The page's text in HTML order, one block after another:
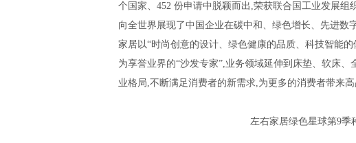
个国家、452 份申请中脱颖而出,荣获联合国工业发展
向全世界展现了中国企业在碳中和、绿色增长、先进数
家居以“时尚创意的设计、绿色健康的品质、科技智能
为享誉业界的“沙发专家”,业务领域延伸到床垫、软床
业格局,不断满足消费者的新需求,为更多的消费者带来高
左右家居绿色星球第9季